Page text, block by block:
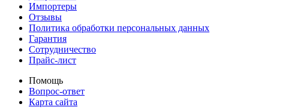
Импортеры
Отзывы
Политика обработки персональных данных
Гарантия
Сотрудничество
Прайс-лист
Помощь
Вопрос-ответ
Карта сайта